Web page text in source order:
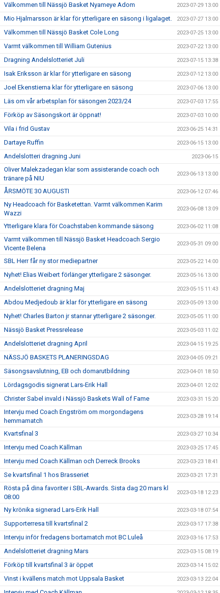
Välkommen till Nässjö Basket Nyameye Adom 2023-07-29 13:00
Mio Hjalmarsson är klar för ytterligare en säsong i ligalaget. 2023-07-27 13:00
Välkommen till Nässjö Basket Cole Long 2023-07-25 13:00
Varmt välkommen till William Gutenius 2023-07-22 13:00
Dragning Andelslotteriet Juli 2023-07-15 13:38
Isak Eriksson är klar för ytterligare en säsong 2023-07-12 13:00
Joel Ekenstierna klar för ytterligare en säsong 2023-07-06 13:00
Läs om vår arbetsplan för säsongen 2023/24 2023-07-03 17:55
Förköp av Säsongskort är öppnat! 2023-07-03 10:00
Vila i frid Gustav 2023-06-25 14:31
Dartaye Ruffin 2023-06-15 13:00
Andelslotteri dragning Juni 2023-06-15
Oliver Malekzadegan klar som assisterande coach och
tränare på NIU
2023-06-13 13:00
ÅRSMÖTE 30 AUGUSTI 2023-06-12 07:46
Ny Headcoach för Basketettan. Varmt välkommen Karim
Wazzi
2023-06-08 13:09
Ytterligare klara för Coachstaben kommande säsong 2023-06-02 11:08
Varmt välkommen till Nässjö Basket Headcoach Sergio
Vicente Belena
2023-05-31 09:00
SBL Herr får ny stor mediepartner 2023-05-22 14:00
Nyhet! Elias Weibert förlänger ytterligare 2 säsonger. 2023-05-16 13:00
Andelslotteriet dragning Maj 2023-05-15 11:43
Abdou Medjedoub är klar för ytterligare en säsong 2023-05-09 13:00
Nyhet! Charles Barton jr stannar ytterligare 2 säsonger. 2023-05-05 11:00
Nässjö Basket Pressrelease 2023-05-03 11:02
Andelslotteriet dragning April 2023-04-15 19:25
NÄSSJÖ BASKETS PLANERINGSDAG 2023-04-05 09:21
Säsongsavslutning, EB och domarutbildning 2023-04-01 18:50
Lördagsgodis signerat Lars-Erik Hall 2023-04-01 12:02
Christer Sabel invald i Nässjö Baskets Wall of Fame 2023-03-31 15:20
Intervju med Coach Engström om morgondagens
hemmamatch
2023-03-28 19:14
Kvartsfinal 3 2023-03-27 10:34
Intervju med Coach Källman 2023-03-25 17:45
Intervju med Coach Källman och Derreck Brooks 2023-03-23 18:41
Se kvartsfinal 1 hos Brasseriet 2023-03-21 17:31
Rösta på dina favoriter i SBL-Awards. Sista dag 20 mars kl
08:00
2023-03-18 12:23
Ny krönika signerad Lars-Erik Hall 2023-03-18 07:54
Supporterresa till kvartsfinal 2 2023-03-17 17:38
Intervju inför fredagens bortamatch mot BC Luleå 2023-03-16 17:53
Andelslotteriet dragning Mars 2023-03-15 08:19
Förköp till kvartsfinal 3 är öppet 2023-03-14 15:02
Vinst i kvällens match mot Uppsala Basket 2023-03-13 22:04